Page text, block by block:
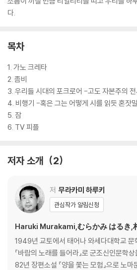
다.
목차
1. 가노 크레타
2. 좀비
3. 우리들 시대의 포크로어 -고도 자본주의
4. 비행기 -혹은 그는 어떻게 시를 읽듯 혼잣
5. 잠
6. TV 피플
저자 소개 2
저 무라카미 하루키
관심작가 알림신청
Haruki Murakami,むらかみ はるき,
1949년 교토에서 태어나 와세다대학교
『바람의 노래를 들어라』로 군조신인문학
82년 장편소설 『양을 쫓는 모험』으로 노